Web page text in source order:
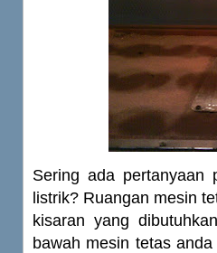
Sering ada pertanyaan
listrik? Ruangan mesin
kisaran yang
bawah mesin tetas